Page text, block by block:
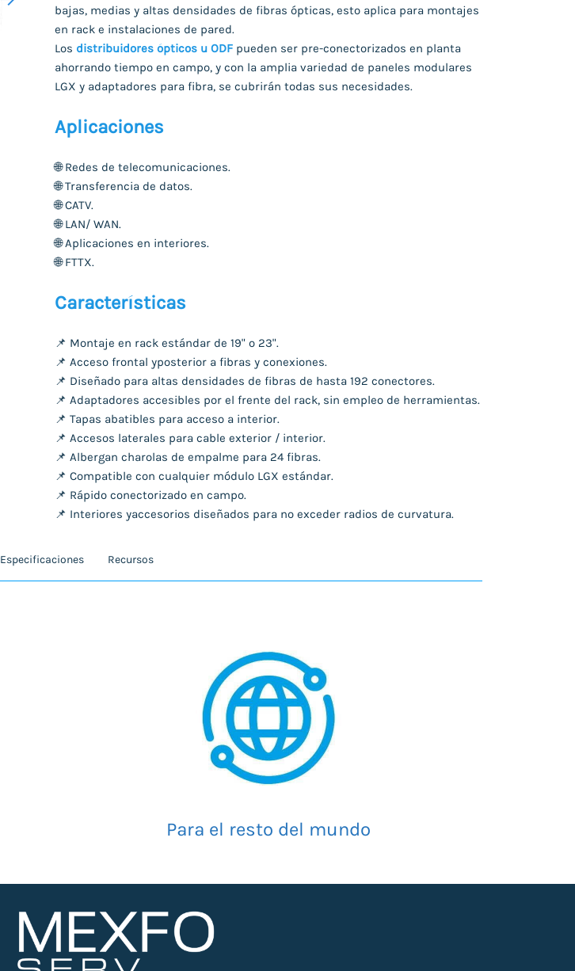
bajas, medias y altas densidades de fibras ópticas, esto aplica para montajes
en rack e instalaciones de pared.
Los distribuidores ópticos u ODF pueden ser pre-conectorizados en planta
ahorrando tiempo en campo, y con la amplia variedad de paneles modulares
LGX y adaptadores para fibra, se cubrirán todas sus necesidades.
Aplicaciones
🌐Redes de telecomunicaciones.
🌐Transferencia de datos.
🌐CATV.
🌐LAN/ WAN.
🌐Aplicaciones en interiores.
🌐FTTX.
Características
📌 Montaje en rack estándar de 19" o 23".
📌 Acceso frontal yposterior a fibras y conexiones.
📌 Diseñado para altas densidades de fibras de hasta 192 conectores.
📌 Adaptadores accesibles por el frente del rack, sin empleo de herramientas.
📌 Tapas abatibles para acceso a interior.
📌 Accesos laterales para cable exterior / interior.
📌 Albergan charolas de empalme para 24 fibras.
📌 Compatible con cualquier módulo LGX estándar.
📌 Rápido conectorizado en campo.
📌 Interiores yaccesorios diseñados para no exceder radios de curvatura.
Especificaciones Recursos
Para el resto del mundo